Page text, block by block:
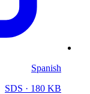
Spanish
SDS · 180 KB